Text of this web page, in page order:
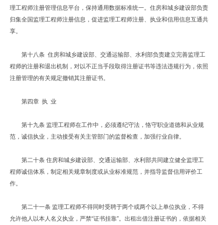
理工程师注册管理信息平台，保持通用数据标准统一。住房和城乡建设部负责
归集全国监理工程师注册信息，促进监理工程师注册、执业和信用信息互通共
享。
第十八条 住房和城乡建设部、交通运输部、水利部负责建立完善监理工
程师的注册和退出机制，对以不正当手段取得注册证书等违法违规行为，依照
注册管理的有关规定撤销其注册证书。
第四章 执 业
第十九条 监理工程师在工作中，必须遵纪守法，恪守职业道德和从业规
范，诚信执业，主动接受有关主管部门的监督检查，加强行业自律。
第二十条 住房和城乡建设部、交通运输部、水利部共同建立健全监理工
程师诚信体系，制定相关规章制度或从业标准规范，并指导监督信用评价工
作。
第二十一条 监理工程师不得同时受聘于两个或两个以上单位执业，不得
允许他人以本人名义执业，严禁“证书挂靠”。出租出借注册证书的，依据相关